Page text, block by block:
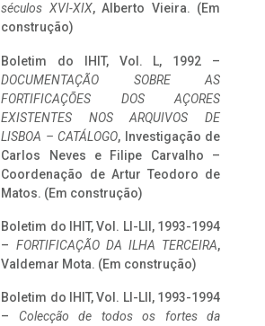
séculos XVI-XIX, Alberto Vieira. (Em
construção)
Boletim do IHIT, Vol. L, 1992 –
DOCUMENTAÇÃO SOBRE AS
FORTIFICAÇÕES DOS AÇORES
EXISTENTES NOS ARQUIVOS DE
LISBOA – CATÁLOGO, Investigação de
Carlos Neves e Filipe Carvalho –
Coordenação de Artur Teodoro de
Matos. (Em construção)
Boletim do IHIT, Vol. LI-LII, 1993-1994
– FORTIFICAÇÃO DA ILHA TERCEIRA,
Valdemar Mota. (Em construção)
Boletim do IHIT, Vol. LI-LII, 1993-1994
– Colecção de todos os fortes da